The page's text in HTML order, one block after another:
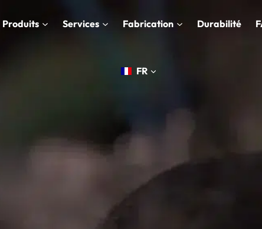
Produits Services Fabrication Durabilité
FR